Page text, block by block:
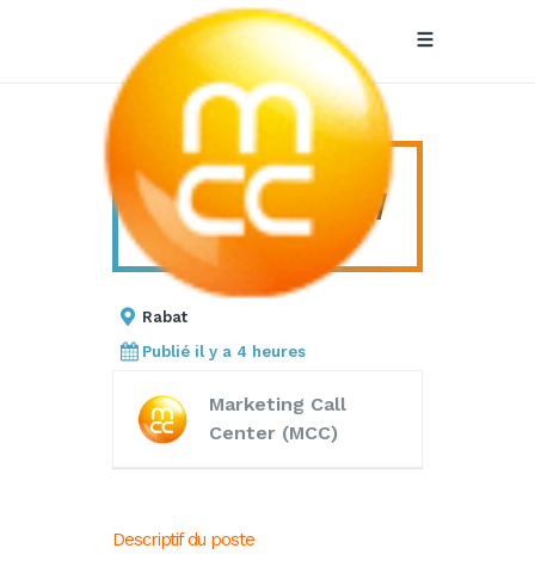
Conseiller
Commercial
BTOB / BTOC
CONSEILLER
COMMERCIAL BTOB /
BTOC
Rabat
Publié il y a 4 heures
Marketing Call
Center (MCC)
Descriptif du poste